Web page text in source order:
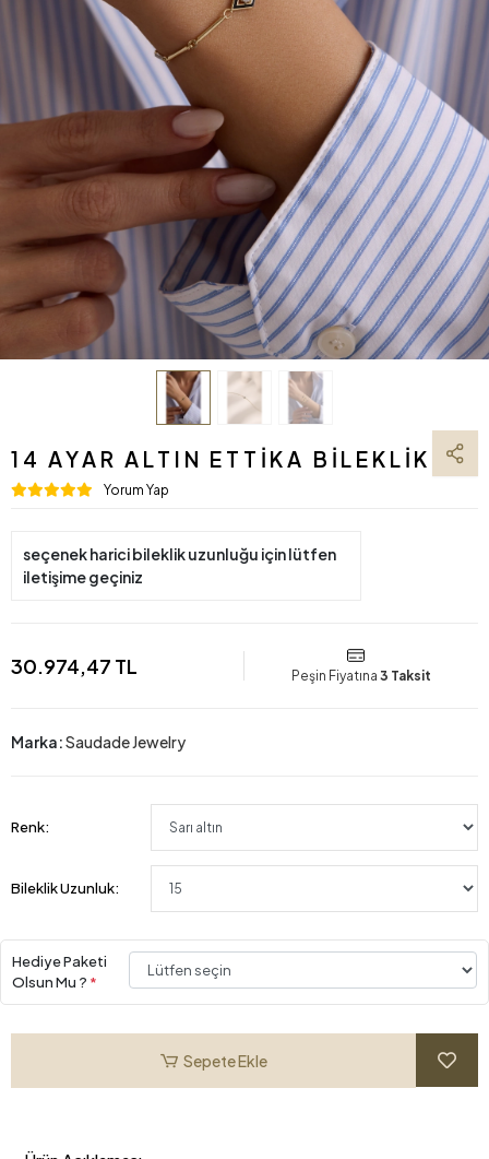
14 AYAR ALTIN ETTIKA BILEKLIK
Yorum Yap
seçenek harici bileklik uzunluğu için lütfen
iletişime geçiniz
30.974,47 TL Peşin Fiyatına 3 Taksit
Marka:Saudade Jewelry
Renk:
Bileklik Uzunluk:
Hediye Paketi
Olsun Mu ? *
Sepete Ekle